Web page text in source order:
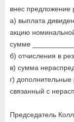
внес
а) выплата
акцию
сумме
б) отчисления в
в) сумма
г) дополнительные
связанный с
Председатель